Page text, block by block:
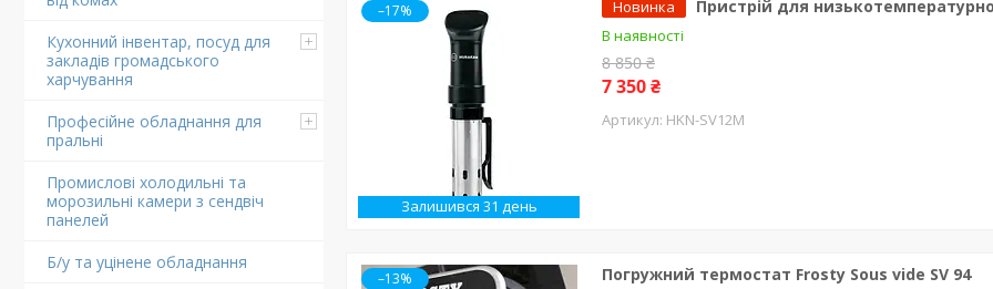
Кухонний інвентар, посуд для
закладів громадського
харчування
Професійне обладнання для
пральні
Промислові холодильні та
морозильні камери з сендвіч
панелей
Б/у та уцінене обладнання
–17%
Залишився 31 день
Новинка Пристрій для
В наявності
8 850 ₴
7 350 ₴
HKN-SV12M
–13% Погружний термостат Frosty Sous vide SV 94